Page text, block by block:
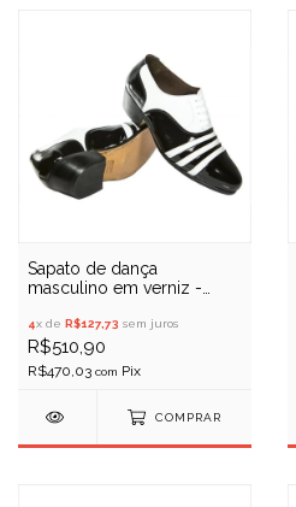
Sapato de dança
masculino em verniz -
4x de R$127,73 sem juros
R$510,90
R$470,03 com
COMPRAR